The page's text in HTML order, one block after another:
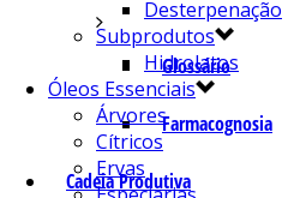
Glossário
Farmacognosia
Cadeia Produtiva
Desterpenação
Subprodutos
Hidrolatos
Óleos Essenciais
Árvores
Cítricos
Ervas